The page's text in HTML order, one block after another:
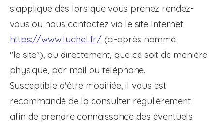
s'applique dès lors que vous prenez rendez-
vous ou nous contactez via le site Internet
https://www.luchel.fr/ (ci-après nommé
"le site"), ou directement, que ce soit de manière
physique, par mail ou téléphone.
Susceptible d'être modifiée, il vous est
recommandé de la consulter régulièrement
afin de prendre connaissance des éventuels